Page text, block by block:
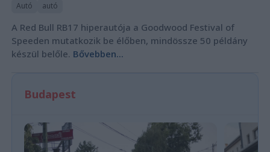
Autó autó
A Red Bull RB17 hiperautója a Goodwood Festival of
Speeden mutatkozik be élőben, mindössze 50 példány
készül belőle. Bővebben...
Budapest